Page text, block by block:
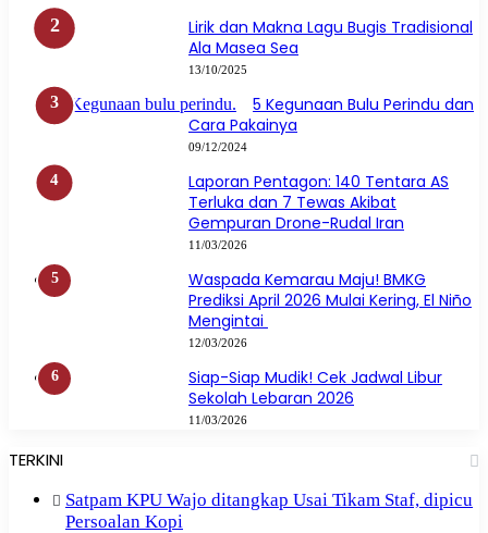
Lirik dan Makna Lagu Bugis Tradisional
Ala Masea Sea
13/10/2025
5 Kegunaan Bulu Perindu dan
Cara Pakainya
09/12/2024
Laporan Pentagon: 140 Tentara AS
Terluka dan 7 Tewas Akibat
Gempuran Drone-Rudal Iran
11/03/2026
Waspada Kemarau Maju! BMKG
Prediksi April 2026 Mulai Kering, El Niño
Mengintai
12/03/2026
Siap-Siap Mudik! Cek Jadwal Libur
Sekolah Lebaran 2026
11/03/2026
TERKINI
Satpam KPU Wajo ditangkap Usai Tikam Staf, dipicu
Persoalan Kopi